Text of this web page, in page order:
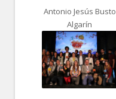
Antonio Jesús Busto
Algarín